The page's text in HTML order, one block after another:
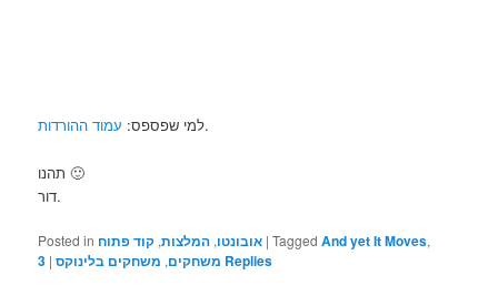
למי שפספס: עמוד ההורדות .
תהנו 🙂
דור.
Posted in אובונטו, המלצות, קוד פתוח |Tagged And yet It Moves,
משחקים, משחקים בלינוקס |
3 Replies